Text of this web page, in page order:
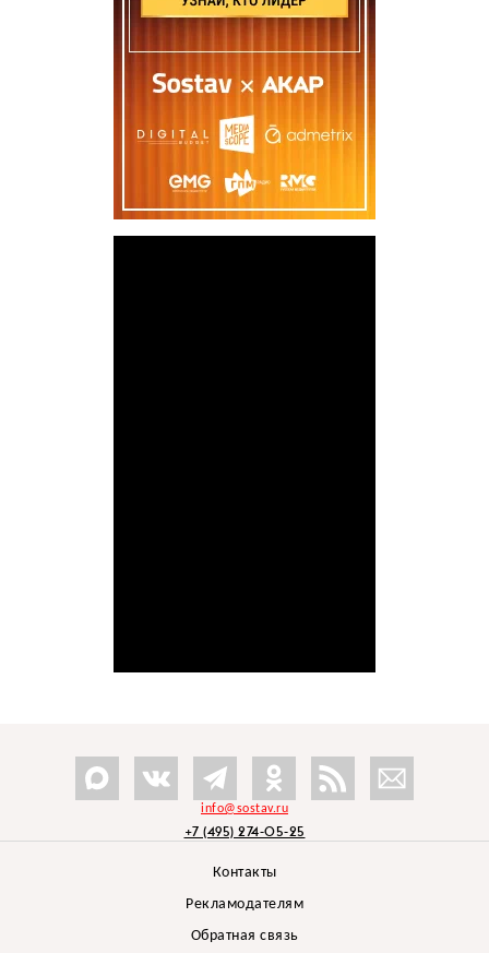
info@sostav.ru
+7 (495) 274-05-25
Контакты
Рекламодателям
Обратная связь